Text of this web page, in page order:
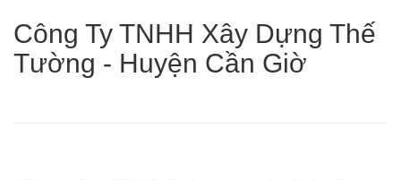
Công Ty TNHH Xây Dựng Thế
Tường - Huyện Cần Giờ